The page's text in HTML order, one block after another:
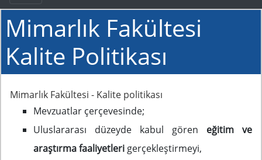
Mimarlık Fakültesi
Kalite Politikası
Mimarlık Fakültesi - Kalite politikası
Mevzuatlar çerçevesinde;
Uluslararası düzeyde kabul gören eğitim ve
araştırma faaliyetleri gerçekleştirmeyi,